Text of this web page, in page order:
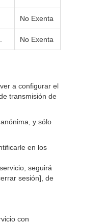
No Exenta
No Exenta
a configurar el
transmisión de
y sólo
en los
seguirá
sesión], de
con